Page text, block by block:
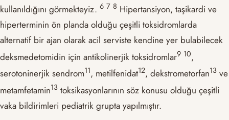
kullanıldığını görmekteyiz. ​6​ ​7​ ​8​ Hipertansiyon, taşikardi ve
hiperterminin ön planda olduğu çeşitli toksidromlarda
alternatif bir ajan olarak acil serviste kendine yer bulabilecek
deksmedetomidin için antikolinerjik toksidromlar​9​ ​10​,
serotoninerjik sendrom​11​, metilfenidat​12​, dekstrometorfan​13​ ve
metamfetamin​13​ toksikasyonlarının söz konusu olduğu çeşitli
vaka bildirimleri pediatrik grupta yapılmıştır.